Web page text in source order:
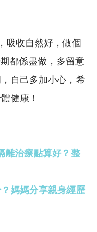
吸收自然好，做個
都係盡做，多留意
自己多加小心，希
健康！
離治療點算好？整
媽媽分享親身經歷